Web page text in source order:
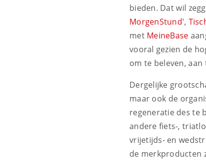
bieden. Dat wil
MorgenStund',
met MeineBase
vooral gezien de
om te beleven,
Dergelijke
maar ook de
regeneratie des te
andere fiets-,
vrijetijds- en
de merkproducten